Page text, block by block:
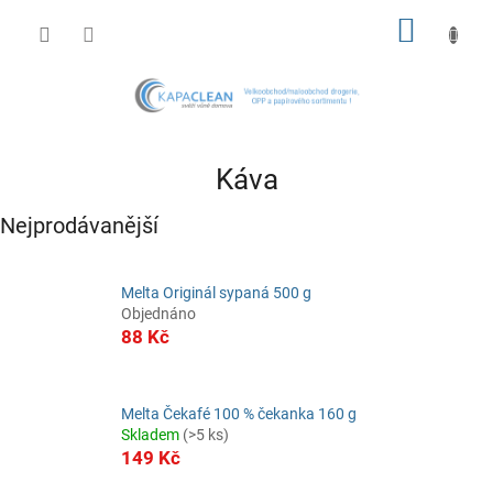
Káva
Nejprodávanější
Melta Originál sypaná 500 g
Objednáno
88 Kč
Melta Čekafé 100 % čekanka 160 g
Skladem (>5 ks)
149 Kč